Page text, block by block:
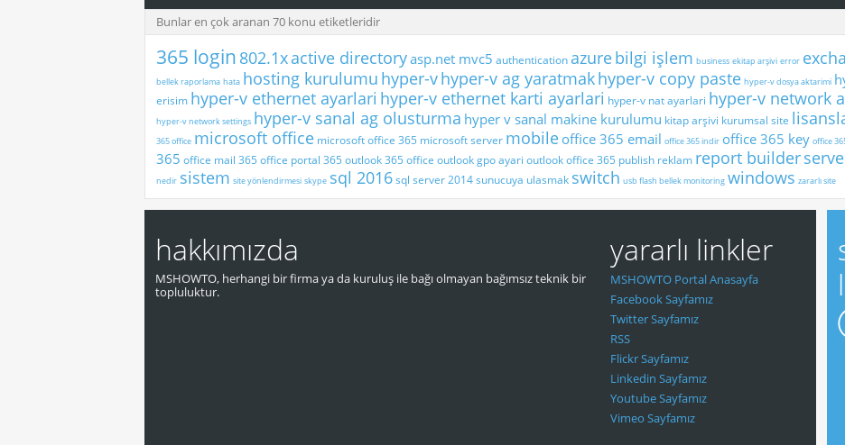
Bunlar en çok aranan 70 konu etiketleridir
365 login 802.1xactive directoryasp.net mvc5 authentication azurebilgi işlem business ekitap arşivi error
bellek raporlama hata hosting kurulumu hyper-vhyper-v ag yaratmakhyper-v copy paste hyper-v dosya aktarimi
erisim hyper-v ethernet ayarlari hyper-v ethernet karti ayarlari hyper-v nat ayarlari hyper-v network
hyper-v network settings hyper-v sanal ag olusturma hyper v sanal makine kurulumu kitap arşivi kurumsal site
365 office microsoft office microsoft office 365 microsoft server mobile office 365 email office 365 indir office 365 key office
365 office mail 365 office portal 365 outlook 365 office outlook gpo ayari outlook office 365 publish reklam report builder
nedir sistem site yönlendirmesi skype sql 2016sql server 2014sunucuya ulasmak switch usb flash bellek monitoring windows zararlı site
hakkımızda
MSHOWTO, herhangi bir firma ya da kuruluş ile bağı olmayan bağımsız teknik bir
topluluktur.
yararlı linkler
MSHOWTO Portal Anasayfa
Facebook Sayfamız
Twitter Sayfamız
RSS
Flickr Sayfamız
Linkedin Sayfamız
Youtube Sayfamız
Vimeo Sayfamız